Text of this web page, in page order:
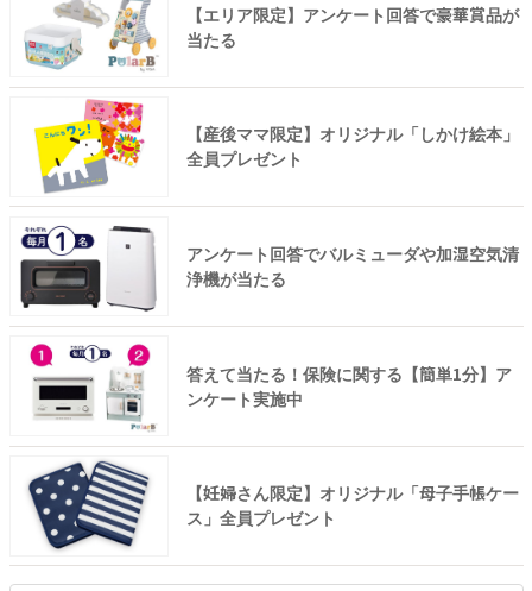
【エリア限定】アンケート回答で豪華賞品が
当たる
【産後ママ限定】オリジナル「しかけ絵本」
全員プレゼント
アンケート回答でバルミューダや加湿空気清
浄機が当たる
答えて当たる！保険に関する【簡単1分】ア
ンケート実施中
【妊婦さん限定】オリジナル「母子手帳ケー
ス」全員プレゼント